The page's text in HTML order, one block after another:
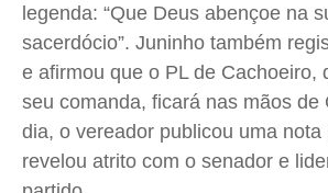
legenda: “Que Deus abençoe na
sacerdócio”. Juninho também
e afirmou que o PL de Cachoeiro,
seu comanda, ficará nas mãos de
dia, o vereador publicou uma
revelou atrito com o senador e